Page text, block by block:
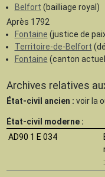
Belfort (bailliage royal)
Après 1792
Fontaine (justice de
Territoire-de-Belfort
Fontaine (canton
Archives relatives
État-civil ancien : voir la
État-civil moderne :
AD90 1 E 034
: